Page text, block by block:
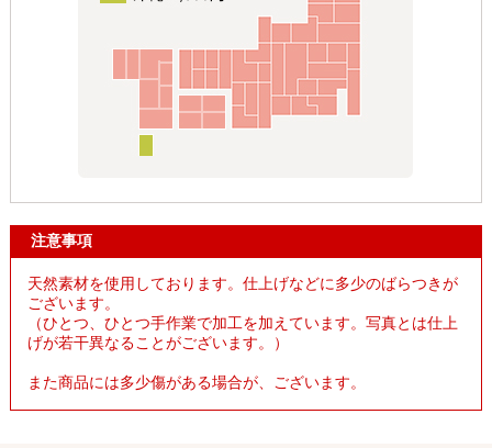
注意事項
天然素材を使用しております。仕上げなどに多少のばらつきが
ございます。
（ひとつ、ひとつ手作業で加工を加えています。写真とは仕上
げが若干異なることがございます。）
また商品には多少傷がある場合が、ございます。